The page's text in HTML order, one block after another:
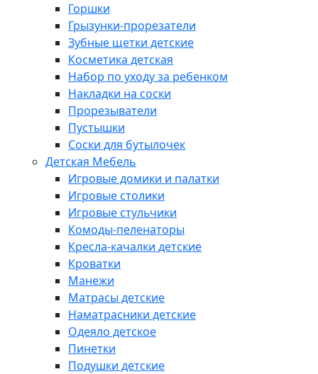
Горшки
Грызунки-прорезатели
Зубные щетки детские
Косметика детская
Набор по уходу за ребенком
Накладки на соски
Прорезыватели
Пустышки
Соски для бутылочек
Детская Мебель
Игровые домики и палатки
Игровые столики
Игровые стульчики
Комоды-пеленаторы
Кресла-качалки детские
Кроватки
Манежи
Матрасы детские
Наматрасники детские
Одеяло детское
Пинетки
Подушки детские